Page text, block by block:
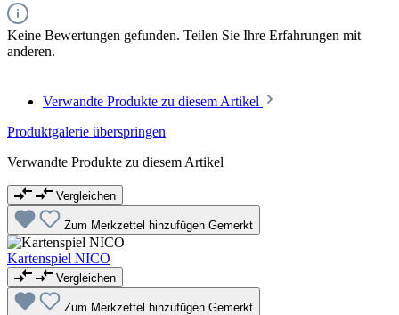
Keine Bewertungen gefunden. Teilen Sie Ihre Erfahrungen mit
anderen.
Verwandte Produkte zu diesem Artikel
Produktgalerie überspringen
Verwandte Produkte zu diesem Artikel
Vergleichen
Zum Merkzettel hinzufügen Gemerkt
Kartenspiel NICO
Vergleichen
Zum Merkzettel hinzufügen Gemerkt